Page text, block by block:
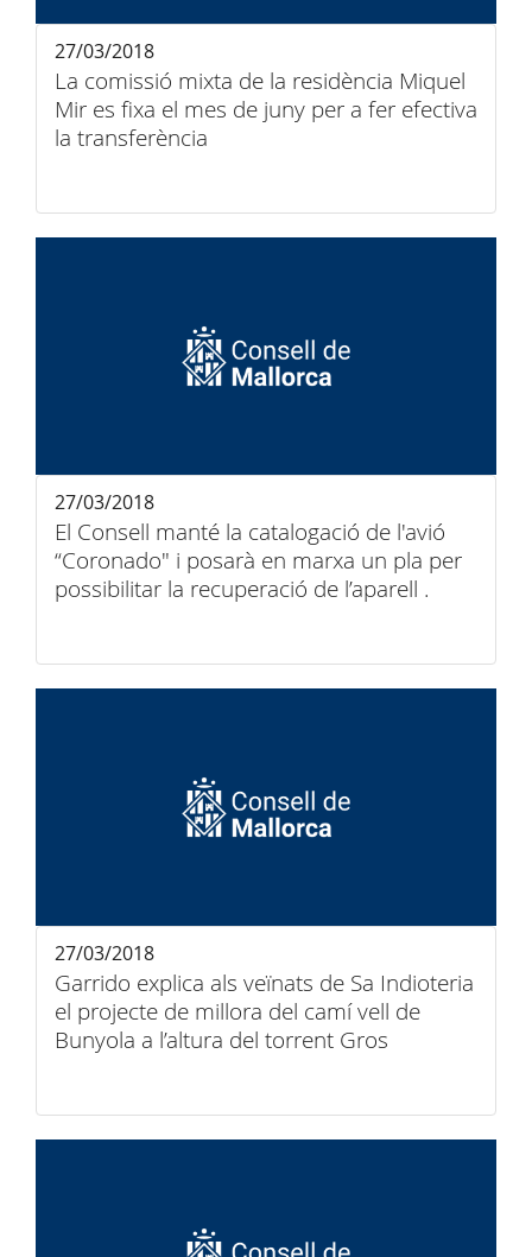
La comissió mixta de la residència Miquel
Mir es fixa el mes de juny per a fer efectiva
la transferència
27/03/2018
El Consell manté la catalogació de l'avió
“Coronado" i posarà en marxa un pla per
possibilitar la recuperació de l’aparell .
27/03/2018
Garrido explica als veïnats de Sa Indioteria
el projecte de millora del camí vell de
Bunyola a l’altura del torrent Gros
27/03/2018